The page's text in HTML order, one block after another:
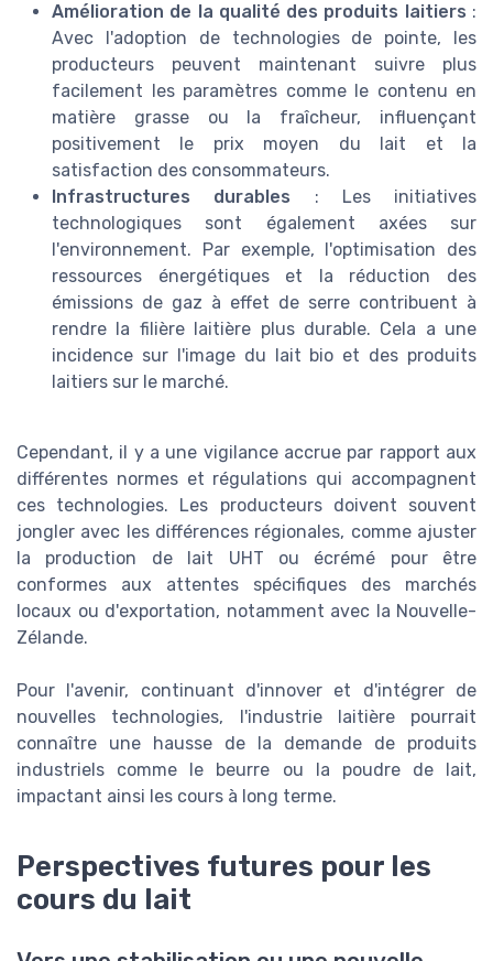
Amélioration de la qualité des produits laitiers :
Avec l'adoption de technologies de pointe, les
producteurs peuvent maintenant suivre plus
facilement les paramètres comme le contenu en
matière grasse ou la fraîcheur, influençant
positivement le prix moyen du lait et la
satisfaction des consommateurs.
Infrastructures durables : Les initiatives
technologiques sont également axées sur
l'environnement. Par exemple, l'optimisation des
ressources énergétiques et la réduction des
émissions de gaz à effet de serre contribuent à
rendre la filière laitière plus durable. Cela a une
incidence sur l'image du lait bio et des produits
laitiers sur le marché.
Cependant, il y a une vigilance accrue par rapport aux
différentes normes et régulations qui accompagnent
ces technologies. Les producteurs doivent souvent
jongler avec les différences régionales, comme ajuster
la production de lait UHT ou écrémé pour être
conformes aux attentes spécifiques des marchés
locaux ou d'exportation, notamment avec la Nouvelle-
Zélande.
Pour l'avenir, continuant d'innover et d'intégrer de
nouvelles technologies, l'industrie laitière pourrait
connaître une hausse de la demande de produits
industriels comme le beurre ou la poudre de lait,
impactant ainsi les cours à long terme.
Perspectives futures pour les
cours du lait